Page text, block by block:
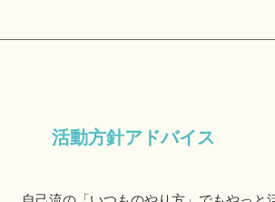
活動方針アドバイス